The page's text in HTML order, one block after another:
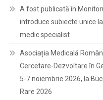
A fost publicată în
introduce subiecte unice
medic specialist
Asociația Medicală
Cercetare-Dezvoltare în
5-7 noiembrie 2026, la
Rare 2026